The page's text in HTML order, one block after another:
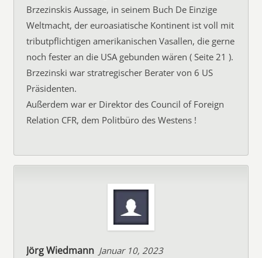
Brzezinskis Aussage, in seinem Buch De Einzige
Weltmacht, der euroasiatische Kontinent ist voll mit
tributpflichtigen amerikanischen Vasallen, die gerne
noch fester an die USA gebunden wären ( Seite 21 ).
Brzezinski war stratregischer Berater von 6 US
Präsidenten.
Außerdem war er Direktor des Council of Foreign
Relation CFR, dem Politbüro des Westens !
Jörg Wiedmann Januar 10, 2023